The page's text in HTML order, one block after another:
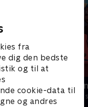
fra
dig den bedste
og til at
cookie-data til
og andres
Rasmus
Børneserier •